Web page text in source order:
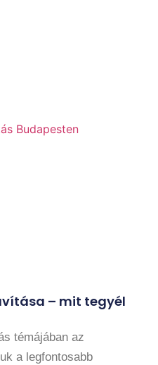
– mit tegyél
témájában az
a legfontosabb